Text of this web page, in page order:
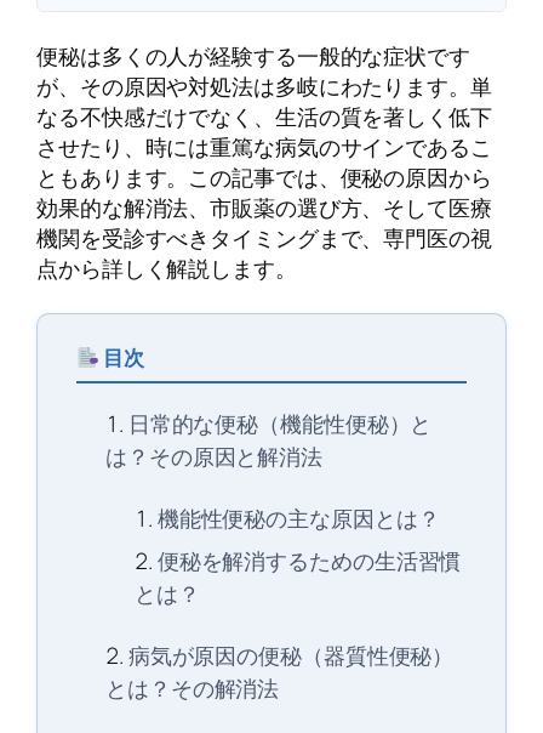
便秘は多くの人が経験する一般的な症状です
が、その原因や対処法は多岐にわたります。単
なる不快感だけでなく、生活の質を著しく低下
させたり、時には重篤な病気のサインであるこ
ともあります。この記事では、便秘の原因から
効果的な解消法、市販薬の選び方、そして医療
機関を受診すべきタイミングまで、専門医の視
点から詳しく解説します。
目次
日常的な便秘（機能性便秘）と
は？その原因と解消法
機能性便秘の主な原因とは？
便秘を解消するための生活習慣
とは？
病気が原因の便秘（器質性便秘）
とは？その解消法